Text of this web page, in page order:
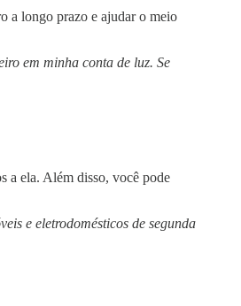
a longo prazo e ajudar o meio
em minha conta de luz. Se
a ela. Além disso, você pode
e eletrodomésticos de segunda